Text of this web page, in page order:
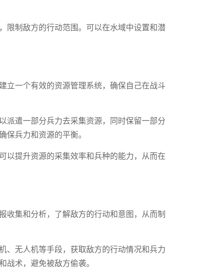
限制敌方的行动范围。可以在水域中设置和潜
立一个有效的资源管理系统，确保自己在战斗
派遣一部分兵力去采集资源，同时保留一部分
兵力和资源的平衡。
以提升资源的采集效率和兵种的能力，从而在
收集和分析，了解敌方的行动和意图，从而制
、无人机等手段，获取敌方的行动情况和兵力
术，避免被敌方偷袭。